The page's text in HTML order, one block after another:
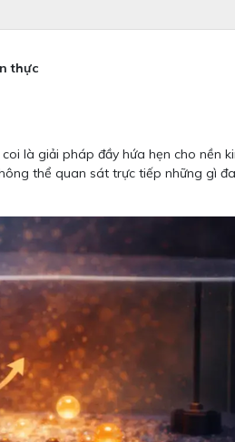
thực
là giải pháp đầy hứa hẹn cho nền
thể quan sát trực tiếp những gì